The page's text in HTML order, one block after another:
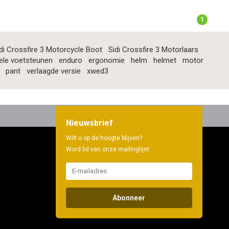
1
Crossfire 3 Motorcycle Boot
Sidi Crossfire 3 Motorlaars
voetsteunen
enduro ergonomie helm helmet
motor
pant
verlaagde versie xwed3
Nieuwsbrief
Wilt u op de hoogte blijven?
Word lid van onze mailinglijst:
Abonneer